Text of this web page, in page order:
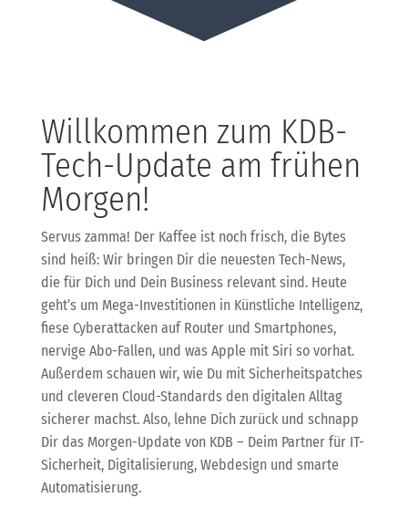
Willkommen zum KDB-
Tech-Update am frühen
Morgen!
Servus zamma! Der Kaffee ist noch frisch, die Bytes
sind heiß: Wir bringen Dir die neuesten Tech-News,
die für Dich und Dein Business relevant sind. Heute
geht’s um Mega-Investitionen in Künstliche Intelligenz,
fiese Cyberattacken auf Router und Smartphones,
nervige Abo-Fallen, und was Apple mit Siri so vorhat.
Außerdem schauen wir, wie Du mit Sicherheitspatches
und cleveren Cloud-Standards den digitalen Alltag
sicherer machst. Also, lehne Dich zurück und schnapp
Dir das Morgen-Update von KDB – Deim Partner für IT-
Sicherheit, Digitalisierung, Webdesign und smarte
Automatisierung.